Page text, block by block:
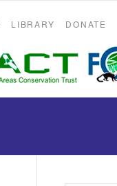
LIBRARY DONATE